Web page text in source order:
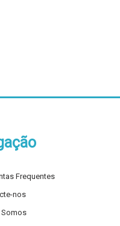
Frequentes
nos
Somos